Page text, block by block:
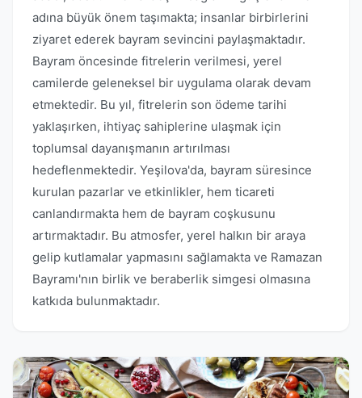
adına büyük önem taşımakta; insanlar birbirlerini
ziyaret ederek bayram sevincini paylaşmaktadır.
Bayram öncesinde fitrelerin verilmesi, yerel
camilerde geleneksel bir uygulama olarak devam
etmektedir. Bu yıl, fitrelerin son ödeme tarihi
yaklaşırken, ihtiyaç sahiplerine ulaşmak için
toplumsal dayanışmanın artırılması
hedeflenmektedir. Yeşilova'da, bayram süresince
kurulan pazarlar ve etkinlikler, hem ticareti
canlandırmakta hem de bayram coşkusunu
artırmaktadır. Bu atmosfer, yerel halkın bir araya
gelip kutlamalar yapmasını sağlamakta ve Ramazan
Bayramı'nın birlik ve beraberlik simgesi olmasına
katkıda bulunmaktadır.